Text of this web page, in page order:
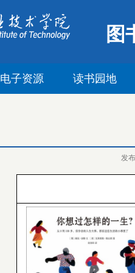
图
电子资源 读书园地
发